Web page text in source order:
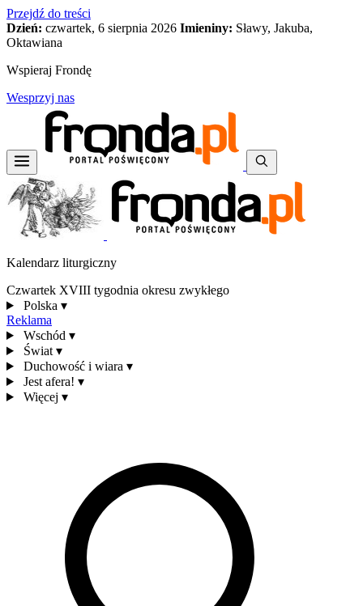
Przejdź do treści
Dzień: czwartek, 6 sierpnia 2026 Imieniny: Sławy, Jakuba,
Oktawiana
Wspieraj Frondę
Wesprzyj nas
Kalendarz liturgiczny
Czwartek XVIII tygodnia okresu zwykłego
Polska ▾
Reklama
Wschód ▾
Świat ▾
Duchowość i wiara ▾
Jest afera! ▾
Więcej ▾